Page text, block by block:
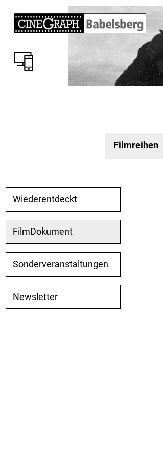
Filmreihen
Wiederentdeckt
FilmDokument
Sonderveranstaltungen
Newsletter